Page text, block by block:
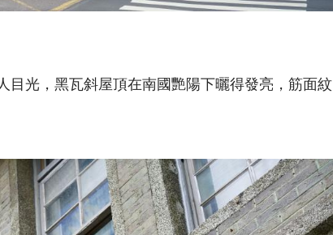
目光，黑瓦斜屋頂在南國艷陽下曬得發亮，筋面紋